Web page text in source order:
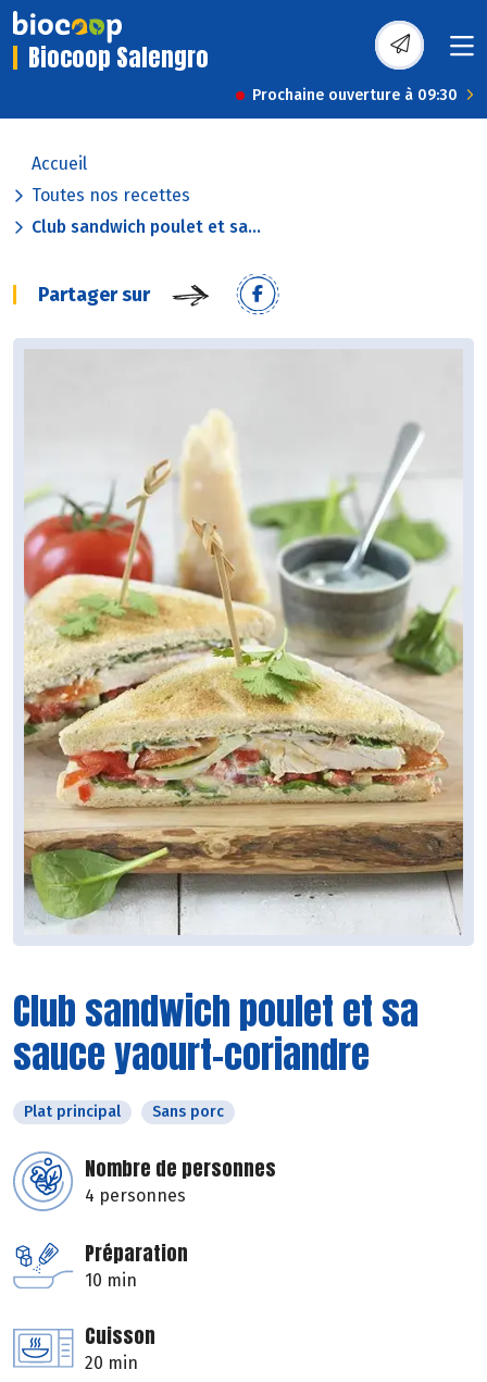
Biocoop Salengro
Prochaine ouverture à 09:30
Accueil
Toutes nos recettes
Club sandwich poulet et sa...
Partager sur
Club sandwich poulet et sa
sauce yaourt-coriandre
Plat principal Sans porc
Nombre de personnes
4 personnes
Préparation
10 min
Cuisson
20 min